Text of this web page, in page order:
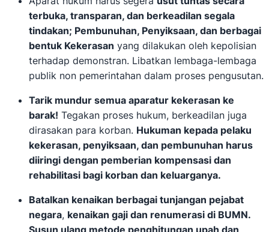
terbuka, transparan, dan berkeadilan segala
tindakan; Pembunuhan, Penyiksaan, dan berbagai
bentuk Kekerasan yang dilakukan oleh kepolisian
terhadap demonstran. Libatkan lembaga-lembaga
publik non pemerintahan dalam proses pengusutan.
Tarik mundur semua aparatur kekerasan ke
barak! Tegakan proses hukum, berkeadilan juga
dirasakan para korban. Hukuman kepada pelaku
kekerasan, penyiksaan, dan pembunuhan harus
diiringi dengan pemberian kompensasi dan
rehabilitasi bagi korban dan keluarganya.
Batalkan kenaikan berbagai tunjangan pejabat
negara, kenaikan gaji dan renumerasi di BUMN.